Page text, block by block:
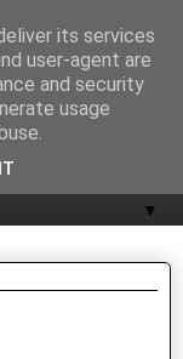
▼
its services
user-agent are
and security
usage